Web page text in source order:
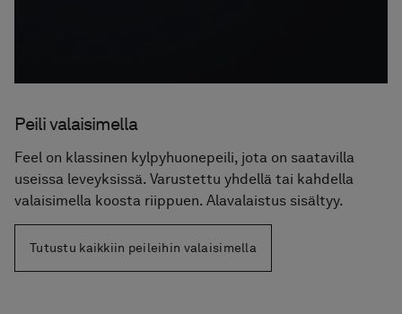
Peili valaisimella
Feel on klassinen kylpyhuonepeili, jota on saatavilla
useissa leveyksissä. Varustettu yhdellä tai kahdella
valaisimella koosta riippuen. Alavalaistus sisältyy.
Tutustu kaikkiin peileihin valaisimella